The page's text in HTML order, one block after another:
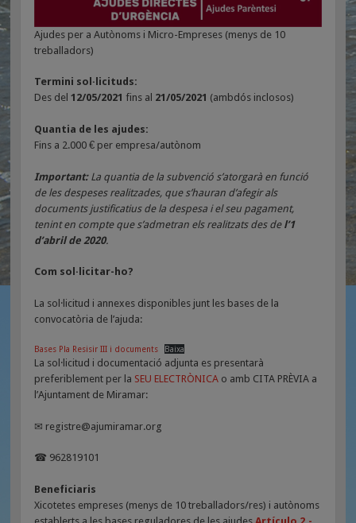
Ajudes per a Autònoms i Micro-Empreses (menys de 10
treballadors)
Termini sol·licituds:
Des del12/05/2021 fins al 21/05/2021 (ambdós inclosos)
Quantia de les ajudes:
Fins a 2.000 € per empresa/autònom
Important: La quantia de la subvenció s’atorgarà en funció
de les despeses realitzades, que s’hauran d’afegir als
documents justificatius de la despesa i el seu pagament,
tenint en compte que s’admetran els realitzats des del’1
d’abril de 2020.
Com sol·licitar-ho?
La sol·licitud i annexes disponibles junt les bases de la
convocatòria de l’ajuda:
Bases Pla Resisir III i documents Baixa
La sol·licitud i documentació adjunta es presentarà
preferiblement per la SEU ELECTRÒNICA o amb CITA PRÈVIA a
l’Ajuntament de Miramar:
✉ registre@ajumiramar.org
☎ 962819101
Beneficiaris
Xicotetes empreses (menys de 10 treballadors/res) i autònoms